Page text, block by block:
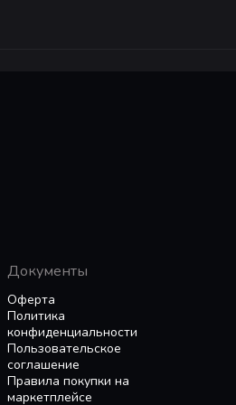
Документы
Оферта
Политика
конфиденциальности
Пользовательское
соглашение
Правила покупки на
маркетплейсе